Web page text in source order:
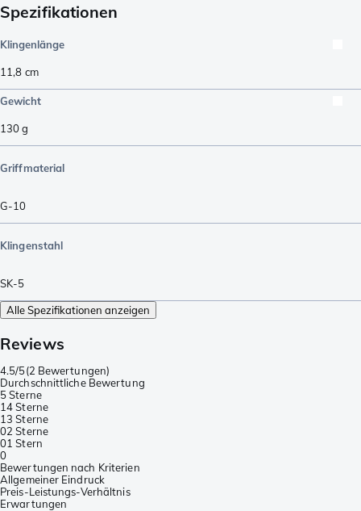
Spezifikationen
Klingenlänge
11,8 cm
Gewicht
130g
Griffmaterial
G-10
Klingenstahl
SK-5
Alle Spezifikationen anzeigen
Reviews
4.5/5(2 Bewertungen)
Durchschnittliche Bewertung
5 Sterne
14 Sterne
13 Sterne
02 Sterne
01 Stern
0
Bewertungen nach Kriterien
Allgemeiner Eindruck
Preis-Leistungs-Verhältnis
Erwartungen